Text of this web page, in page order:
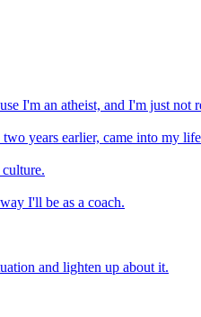
I'm an atheist, and I'm just not
years earlier, came into my
I'll be as a coach.
and lighten up about it.